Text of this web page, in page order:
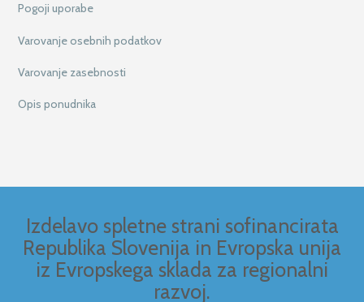
Pogoji uporabe
Varovanje osebnih podatkov
Varovanje zasebnosti
Opis ponudnika
Izdelavo spletne strani sofinancirata
Republika Slovenija in Evropska unija
iz Evropskega sklada za regionalni
razvoj.